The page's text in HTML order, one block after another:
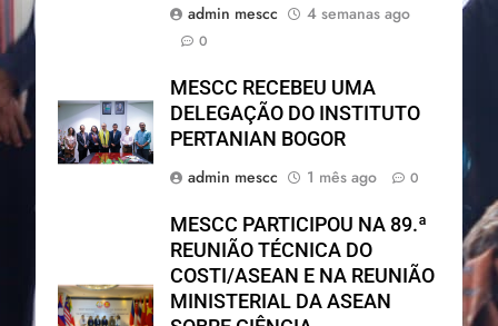
admin mescc
4 semanas ago
0
MESCC RECEBEU UMA
DELEGAÇÃO DO INSTITUTO
PERTANIAN BOGOR
admin mescc
1 mês ago 0
MESCC PARTICIPOU NA 89.ª
REUNIÃO TÉCNICA DO
COSTI/ASEAN E NA REUNIÃO
MINISTERIAL DA ASEAN